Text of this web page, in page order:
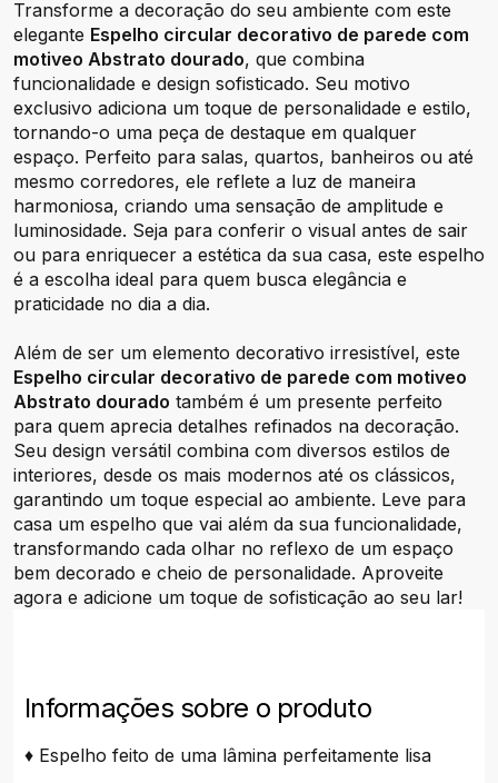
Transforme a decoração do seu ambiente com este
elegante Espelho circular decorativo de parede com
motiveo Abstrato dourado, que combina
funcionalidade e design sofisticado. Seu motivo
exclusivo adiciona um toque de personalidade e estilo,
tornando-o uma peça de destaque em qualquer
espaço. Perfeito para salas, quartos, banheiros ou até
mesmo corredores, ele reflete a luz de maneira
harmoniosa, criando uma sensação de amplitude e
luminosidade. Seja para conferir o visual antes de sair
ou para enriquecer a estética da sua casa, este espelho
é a escolha ideal para quem busca elegância e
praticidade no dia a dia.
Além de ser um elemento decorativo irresistível, este
Espelho circular decorativo de parede com motiveo
Abstrato dourado também é um presente perfeito
para quem aprecia detalhes refinados na decoração.
Seu design versátil combina com diversos estilos de
interiores, desde os mais modernos até os clássicos,
garantindo um toque especial ao ambiente. Leve para
casa um espelho que vai além da sua funcionalidade,
transformando cada olhar no reflexo de um espaço
bem decorado e cheio de personalidade. Aproveite
agora e adicione um toque de sofisticação ao seu lar!
Informações sobre o produto
♦ Espelho feito de uma lâmina perfeitamente lisa